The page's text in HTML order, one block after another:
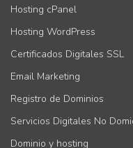
Hosting SSD
Hosting cPanel
Hosting WordPress
Certificados Digitales SSL
Email Marketing
Registro de Dominios
Servicios Digitales No